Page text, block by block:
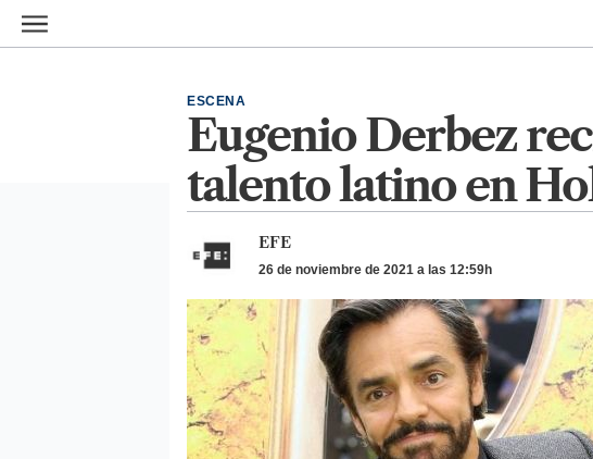
Ir al contenido principal
Eugenio Derbez
talento latino en
ESCENA
EFE
26 de noviembre de 2021 a las 12:59h